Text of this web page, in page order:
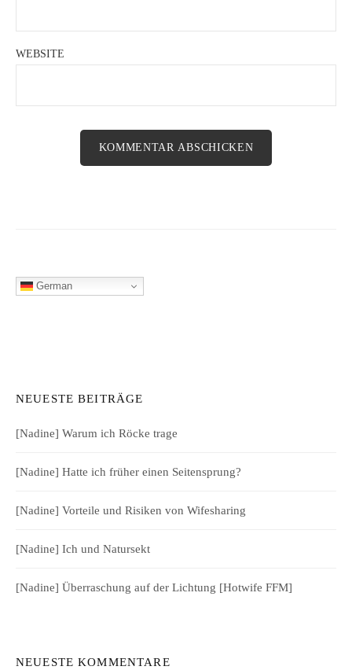
WEBSITE
German
NEUESTE BEITRÄGE
[Nadine] Warum ich Röcke trage
[Nadine] Hatte ich früher einen Seitensprung?
[Nadine] Vorteile und Risiken von Wifesharing
[Nadine] Ich und Natursekt
[Nadine] Überraschung auf der Lichtung [Hotwife FFM]
NEUESTE KOMMENTARE